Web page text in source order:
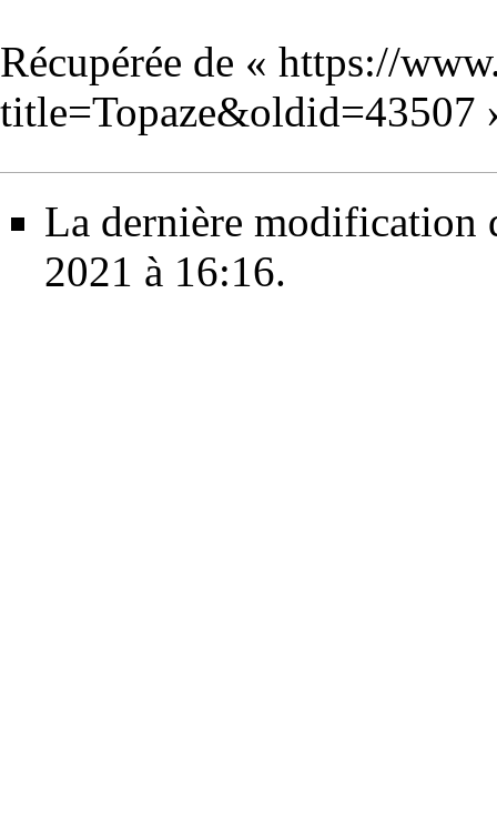
Récupérée de « https://
title=Topaze&oldid=43507
La dernière modification
2021 à 16:16.